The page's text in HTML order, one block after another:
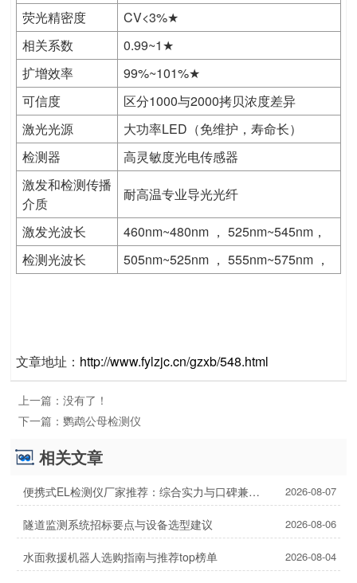
荧光精密度
CV<3%★
相关系数
0.99~1★
扩增效率
99%~101%★
可信度
区分1000与2000拷贝浓度差异
激光光源
大功率LED（免维护，寿命长）
检测器
高灵敏度光电传感器
激发和检测传播
介质
耐高温专业导光光纤
激发光波长
460nm~480nm ， 525nm~545nm，
检测光波长
505nm~525nm ， 555nm~575nm ，
文章地址： http://www.fylzjc.cn/gzxb/548.html
上一篇： 没有了！
下一篇： 鹦鹉公母检测仪
相关文章
便携式EL检测仪厂家推荐：综合实力与口碑兼具的2家 2026-08-07
隧道监测系统招标要点与设备选型建议 2026-08-06
水面救援机器人选购指南与推荐top榜单 2026-08-04